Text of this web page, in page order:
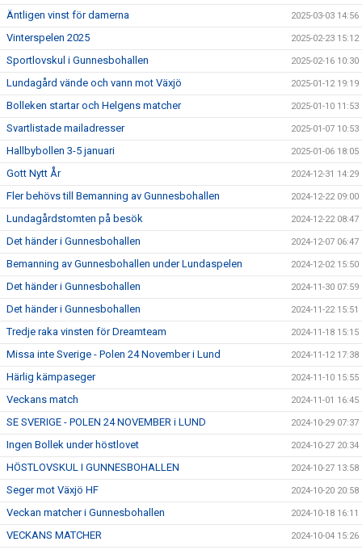
Äntligen vinst för damerna 2025-03-03 14:56
Vinterspelen 2025 2025-02-23 15:12
Sportlovskul i Gunnesbohallen 2025-02-16 10:30
Lundagård vände och vann mot Växjö 2025-01-12 19:19
Bolleken startar och Helgens matcher 2025-01-10 11:53
Svartlistade mailadresser 2025-01-07 10:53
Hallbybollen 3-5 januari 2025-01-06 18:05
Gott Nytt År 2024-12-31 14:29
Fler behövs till Bemanning av Gunnesbohallen 2024-12-22 09:00
Lundagårdstomten på besök 2024-12-22 08:47
Det händer i Gunnesbohallen 2024-12-07 06:47
Bemanning av Gunnesbohallen under Lundaspelen 2024-12-02 15:50
Det händer i Gunnesbohallen 2024-11-30 07:59
Det händer i Gunnesbohallen 2024-11-22 15:51
Tredje raka vinsten för Dreamteam 2024-11-18 15:15
Missa inte Sverige - Polen 24 November i Lund 2024-11-12 17:38
Härlig kämpaseger 2024-11-10 15:55
Veckans match 2024-11-01 16:45
SE SVERIGE - POLEN 24 NOVEMBER i LUND 2024-10-29 07:37
Ingen Bollek under höstlovet 2024-10-27 20:34
HÖSTLOVSKUL I GUNNESBOHALLEN 2024-10-27 13:58
Seger mot Växjö HF 2024-10-20 20:58
Veckan matcher i Gunnesbohallen 2024-10-18 16:11
VECKANS MATCHER 2024-10-04 15:26